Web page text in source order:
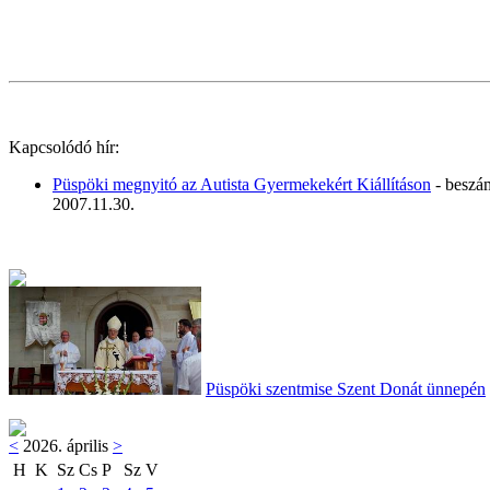
Kapcsolódó hír:
Püspöki megnyitó az Autista Gyermekekért Kiállításon -
2007.11.30.
Püspöki szentmise Szent Donát ünnepén
< 2026. április >
H K Sz Cs P Sz V